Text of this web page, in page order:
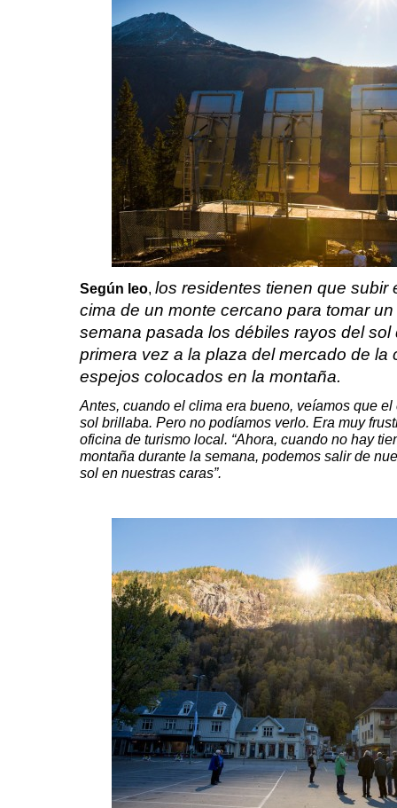
Según leo, los residentes tienen que subir
cima de un monte cercano para tomar
semana pasada los débiles rayos del
primera vez a la plaza del mercado de la
espejos colocados en la montaña.
Antes, cuando el clima era bueno, veíamos que
sol brillaba. Pero no podíamos verlo. Era muy
oficina de turismo local. “Ahora, cuando no hay
montaña durante la semana, podemos salir de
sol en nuestras caras”.